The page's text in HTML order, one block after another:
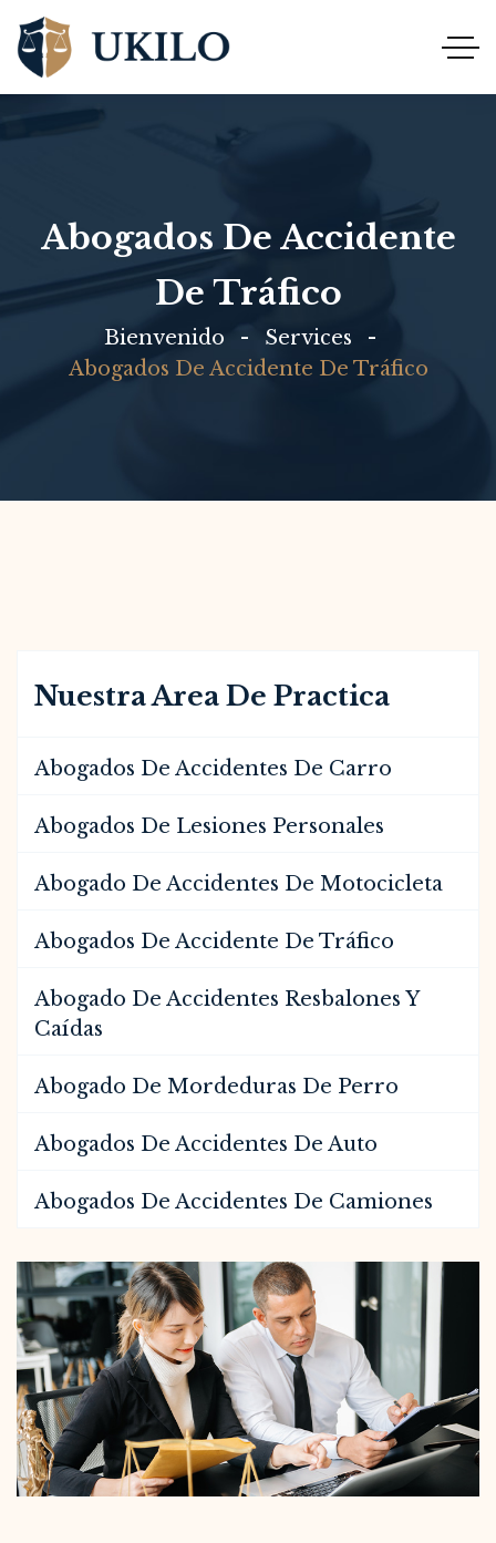
Abogados De Accidente
De Tráfico
Bienvenido
Services
Abogados De Accidente De Tráfico
Nuestra Area De Practica
Abogados De Accidentes De Carro
Abogados De Lesiones Personales
Abogado De Accidentes De Motocicleta
Abogados De Accidente De Tráfico
Abogado De Accidentes Resbalones Y
Caídas
Abogado De Mordeduras De Perro
Abogados De Accidentes De Auto
Abogados De Accidentes De Camiones